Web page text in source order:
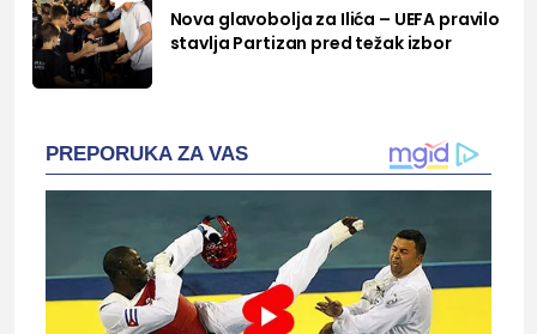
Nova glavobolja za Ilića – UEFA pravilo
stavlja Partizan pred težak izbor
PREPORUKA ZA VAS